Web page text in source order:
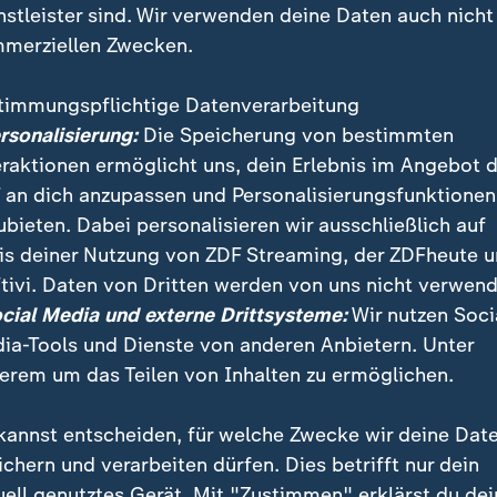
ist ein kraftvolles Statement. "Women Deserve
Haltung. Es ist ein musikalischer Aufruf,
sind. Wir verwenden deine Daten auch nicht
Zwecken.
Datenverarbeitung
Die Speicherung von bestimmten
ermöglicht uns, dein Erlebnis im Angebot
an dich anzupassen und Personalisierungsfunktionen
Dabei personalisieren wir ausschließlich auf
deiner Nutzung von ZDF Streaming, der ZDFheute
Daten von Dritten werden von uns nicht
Media und externe Drittsysteme:Wir nutzen
Tools und Dienste von anderen Anbietern. Unter
um das Teilen von Inhalten zu ermöglichen.
entscheiden, für welche Zwecke wir deine
und verarbeiten dürfen. Dies betrifft nur dein